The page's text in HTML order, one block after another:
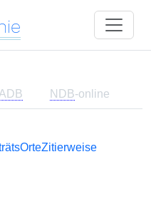
ADB NDB-online
OrteZitierweise